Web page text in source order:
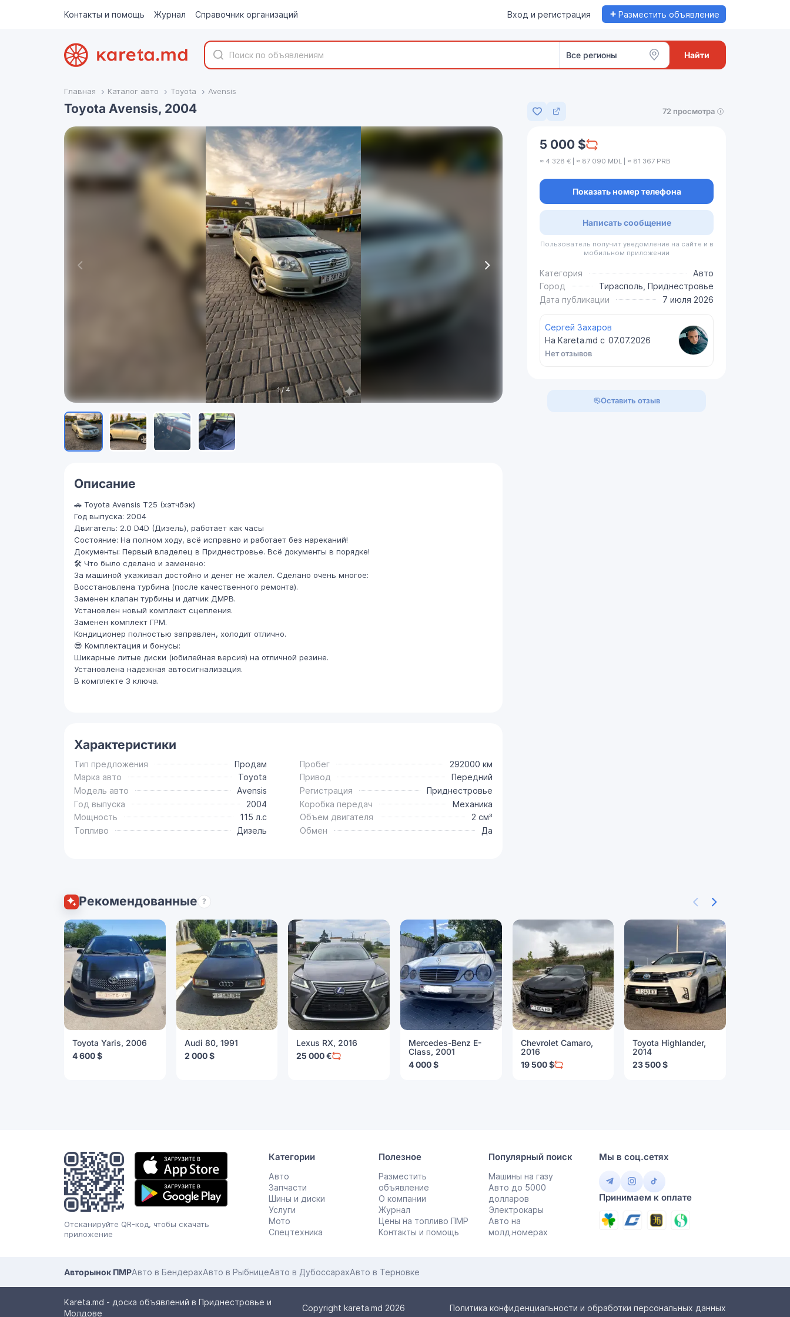
Контакты и помощь Журнал Справочник организаций Вход и регистрация + Разместить объявление
Все регионы Найти
Главная Каталог авто Toyota Avensis
Toyota Avensis, 2004
Добавить в избранное
72 просмотра
1/4
Описание
🚗 Toyota Avensis T25 (хэтчбэк)
Год выпуска: 2004
Двигатель: 2.0 D4D (Дизель), работает как часы
Состояние: На полном ходу, всё исправно и работает без нареканий!
Документы: Первый владелец в Приднестровье. Всё документы в порядке!
🛠 Что было сделано и заменено:
За машиной ухаживал достойно и денег не жалел. Сделано очень многое:
Восстановлена турбина (после качественного ремонта).
Заменен клапан турбины и датчик ДМРВ.
Установлен новый комплект сцепления.
Заменен комплект ГРМ.
Кондиционер полностью заправлен, холодит отлично.
😎 Комплектация и бонусы:
Шикарные литые диски (юбилейная версия) на отличной резине.
Установлена надежная автосигнализация.
В комплекте 3 ключа.
Характеристики
Тип предложения
Продам
Марка авто
Toyota
Модель авто
Avensis
Год выпуска
2004
Мощность
115 л.с
Топливо
Дизель
Пробег
292000 км
Привод
Передний
Регистрация
Приднестровье
Коробка передач
Механика
Объем двигателя
2 см³
Обмен
Да
5 000 $
≈ 4 328 € | ≈ 87 090 MDL | ≈ 81 367 PRB
Показать номер телефона
Написать сообщение
Пользователь получит уведомление на сайте и в
мобильном приложении
Категория
Авто
Город
Тирасполь, Приднестровье
Дата публикации
7 июля 2026
Сергей Захаров
На Kareta.md с 07.07.2026
Нет отзывов
Оставить отзыв
Рекомендованные ?
Toyota Yaris, 2006
4 600 $
Audi 80, 1991
2 000 $
Lexus RX, 2016
25 000 €
Mercedes-Benz E-
Class, 2001
4 000 $
Chevrolet Camaro,
2016
19 500 $
Toyota Highlander,
2014
23 500 $
Мобильное
приложение
Отсканируйте QR-код, чтобы скачать
приложение
Категории
Авто
Запчасти
Шины и диски
Услуги
Мото
Спецтехника
Полезное
Разместить
объявление
О компании
Журнал
Цены на топливо ПМР
Контакты и помощь
Популярный поиск
Машины на газу
Авто до 5000
долларов
Электрокары
Авто на
молд.номерах
Мы в соц.сетях
Принимаем к оплате
Авторынок ПМРАвто в БендерахАвто в РыбницеАвто в ДубоссарахАвто в Терновке
Kareta.md - доска объявлений в Приднестровье и
Молдове
Copyright kareta.md 2026 Политика конфиденциальности и обработки персональных данных